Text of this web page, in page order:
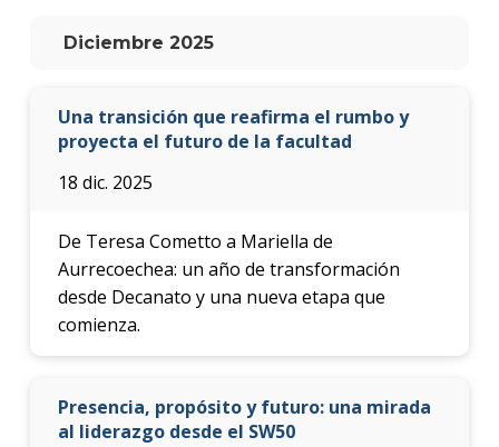
Diciembre 2025
Una transición que reafirma el rumbo y
proyecta el futuro de la facultad
18 dic. 2025
De Teresa Cometto a Mariella de
Aurrecoechea: un año de transformación
desde Decanato y una nueva etapa que
comienza.
Presencia, propósito y futuro: una mirada
al liderazgo desde el SW50